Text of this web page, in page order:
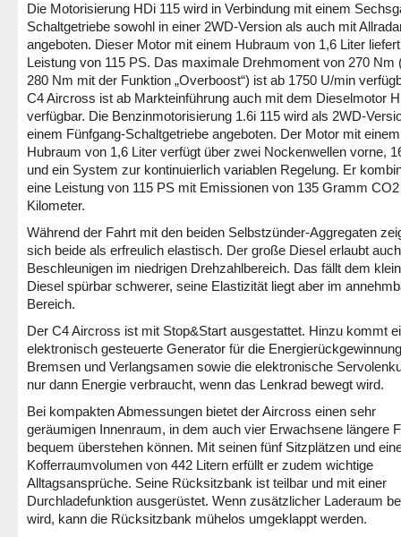
Die Motorisierung HDi 115 wird in Verbindung mit einem
Schaltgetriebe sowohl in einer 2WD-Version als auch mit
angeboten. Dieser Motor mit einem Hubraum von 1,6 Liter
Leistung von 115 PS. Das maximale Drehmoment von 270 Nm
280 Nm mit der Funktion „Overboost“) ist ab 1750 U/min
C4 Aircross ist ab Markteinführung auch mit dem Dieselmotor
verfügbar. Die Benzinmotorisierung 1.6i 115 wird als 2WD-
einem Fünfgang-Schaltgetriebe angeboten. Der Motor mit einem
Hubraum von 1,6 Liter verfügt über zwei Nockenwellen vorne,
und ein System zur kontinuierlich variablen Regelung. Er
eine Leistung von 115 PS mit Emissionen von 135 Gramm
Kilometer.
Während der Fahrt mit den beiden Selbstzünder-Aggregaten
sich beide als erfreulich elastisch. Der große Diesel erlaubt auch
Beschleunigen im niedrigen Drehzahlbereich. Das fällt dem
Diesel spürbar schwerer, seine Elastizität liegt aber im
Bereich.
Der C4 Aircross ist mit Stop&Start ausgestattet. Hinzu kommt
elektronisch gesteuerte Generator für die
Bremsen und Verlangsamen sowie die elektronische
nur dann Energie verbraucht, wenn das Lenkrad bewegt wird.
Bei kompakten Abmessungen bietet der Aircross einen sehr
geräumigen Innenraum, in dem auch vier Erwachsene längere
bequem überstehen können. Mit seinen fünf Sitzplätzen und
Kofferraumvolumen von 442 Litern erfüllt er zudem wichtige
Alltagsansprüche. Seine Rücksitzbank ist teilbar und mit einer
Durchladefunktion ausgerüstet. Wenn zusätzlicher Laderaum
wird, kann die Rücksitzbank mühelos umgeklappt werden.